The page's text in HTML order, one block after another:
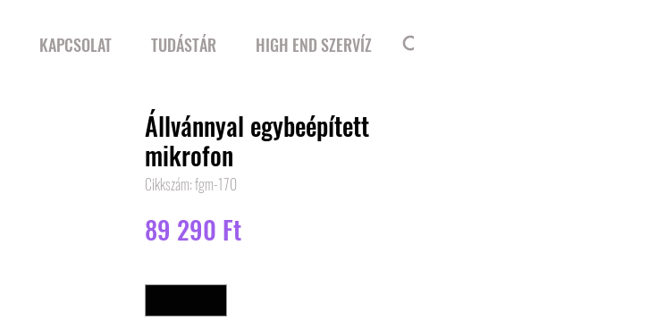
KAPCSOLAT TUDÁSTÁR HIGH END SZERVÍZ
Állvánnyal egybeépített
mikrofon
Cikkszám: fgm-170
89 290 FtÁr